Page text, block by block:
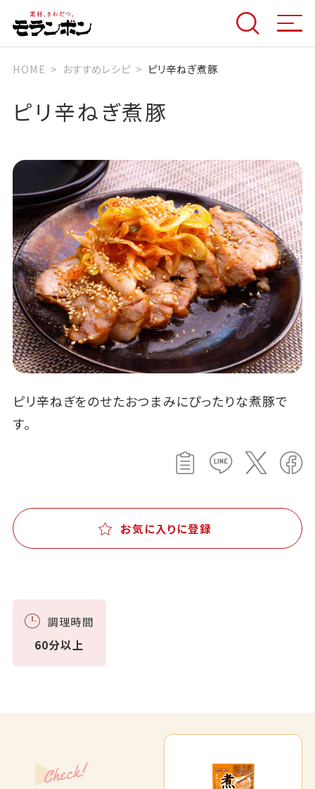
HOME おすすめレシピ ピリ辛ねぎ煮豚
ピリ辛ねぎ煮豚
ピリ辛ねぎをのせたおつまみにぴったりな煮豚で
す。
お気に入りに登録
調理時間
60分以上
Check!